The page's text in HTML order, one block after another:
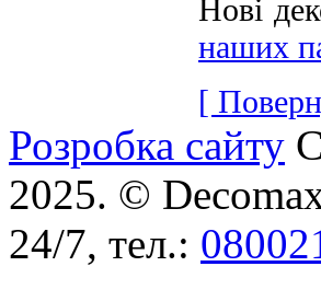
Нові
наших
[
Розробка сайту
2025. ©
24/7, тел.: